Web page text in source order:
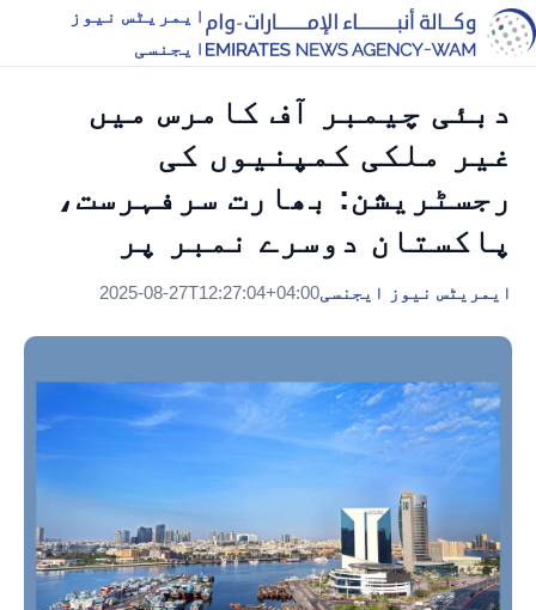
ایمریٹس نیوز
ایجنسی
دبئی چیمبر آف کامرس میں
غیر ملکی کمپنیوں کی
رجسٹریشن: بھارت سرفہرست،
پاکستان دوسرے نمبر پر
ایمریٹس نیوز ایجنسی2025-08-27T12:27:04+04:00